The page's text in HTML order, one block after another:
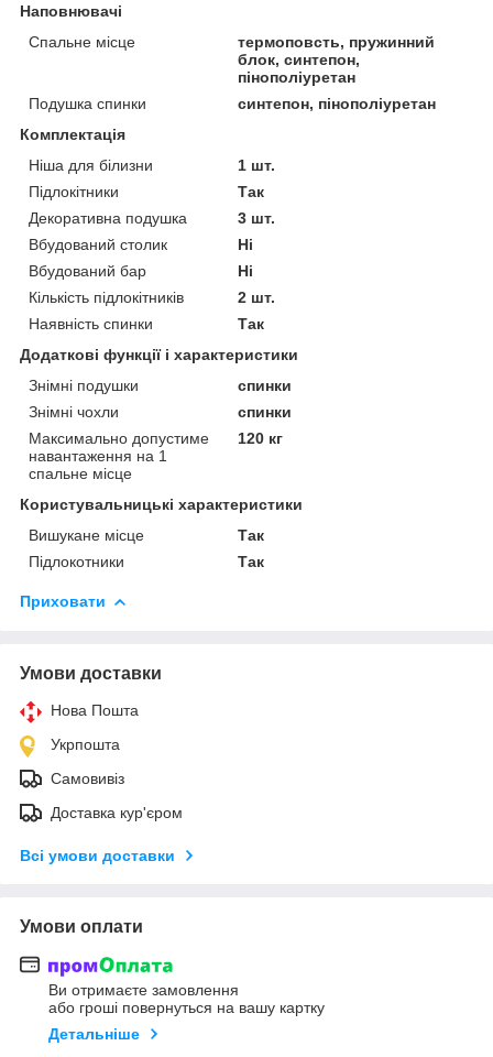
Наповнювачі
Спальне місце
термоповсть, пружинний
блок, синтепон,
пінополіуретан
Подушка спинки
синтепон, пінополіуретан
Комплектація
Ніша для білизни
1 шт.
Підлокітники
Так
Декоративна подушка
3 шт.
Вбудований столик
Ні
Вбудований бар
Ні
Кількість підлокітників
2 шт.
Наявність спинки
Так
Додаткові функції і характеристики
Знімні подушки
спинки
Знімні чохли
спинки
Максимально допустиме
навантаження на 1
спальне місце
120 кг
Користувальницькі характеристики
Вишукане місце
Так
Підлокотники
Так
Приховати
Умови доставки
Нова Пошта
Укрпошта
Самовивіз
Доставка кур'єром
Всі умови доставки
Умови оплати
Ви отримаєте замовлення
або гроші повернуться на вашу картку
Детальніше